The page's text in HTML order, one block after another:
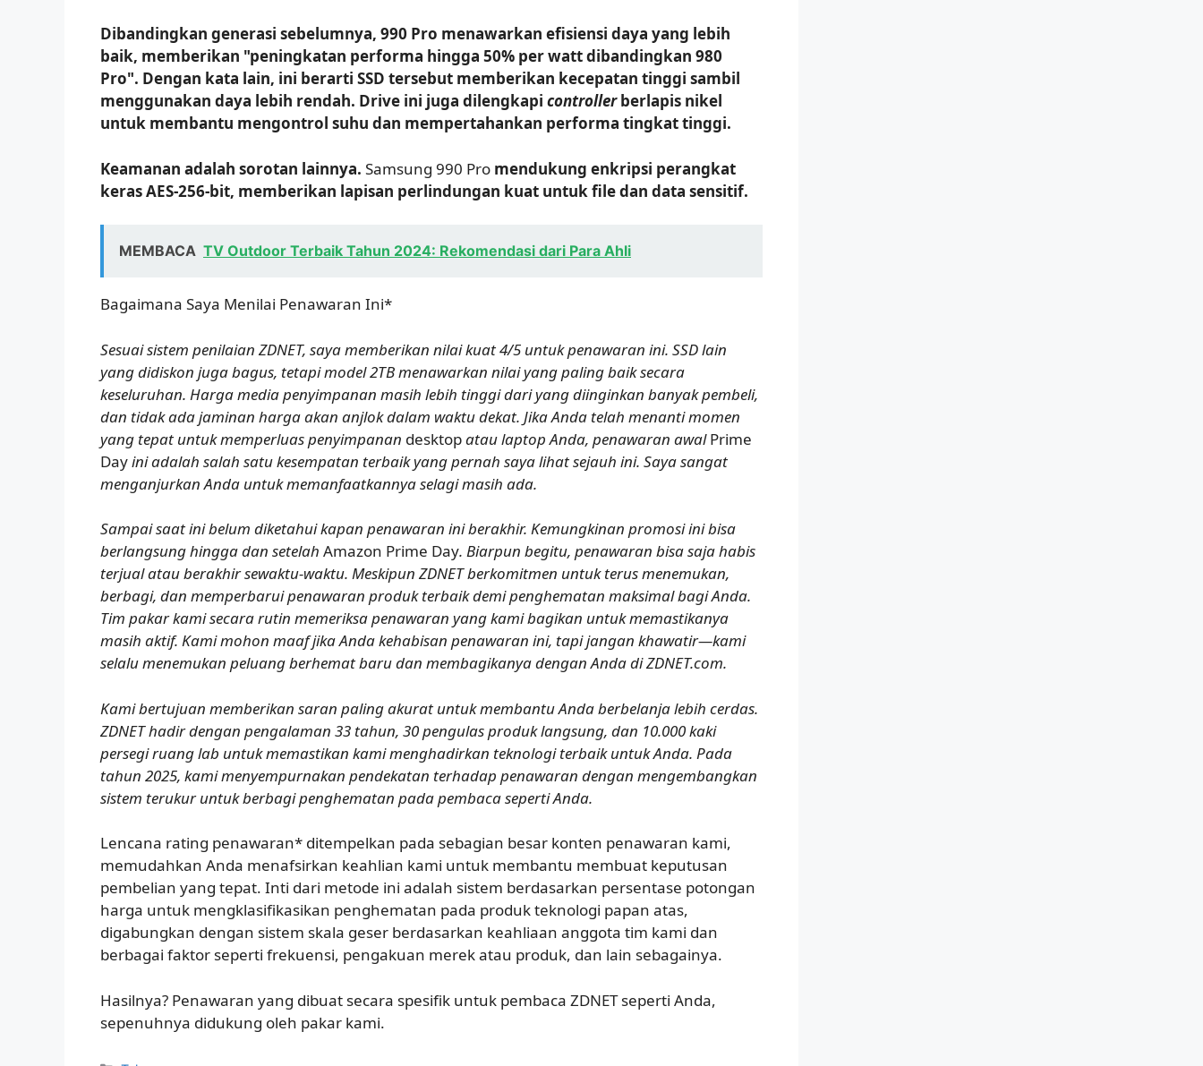
Dibandingkan generasi sebelumnya, 990 Pro menawarkan efisiensi daya yang lebih
baik, memberikan "peningkatan performa hingga 50% per watt dibandingkan 980
Pro". Dengan kata lain, ini berarti SSD tersebut memberikan kecepatan tinggi sambil
menggunakan daya lebih rendah. Drive ini juga dilengkapi controllerberlapis nikel
untuk membantu mengontrol suhu dan mempertahankan performa tingkat tinggi.
Keamanan adalah sorotan lainnya. Samsung 990 Pro mendukung enkripsi perangkat
keras AES-256-bit, memberikan lapisan perlindungan kuat untuk file dan data sensitif.
MEMBACA TV Outdoor Terbaik Tahun 2024: Rekomendasi dari Para Ahli
Bagaimana Saya Menilai Penawaran Ini*
Sesuai sistem penilaian ZDNET, saya memberikan nilai kuat 4/5 untuk penawaran ini. SSD lain
yang didiskon juga bagus, tetapi model 2TB menawarkan nilai yang paling baik secara
keseluruhan. Harga media penyimpanan masih lebih tinggi dari yang diinginkan banyak pembeli,
dan tidak ada jaminan harga akan anjlok dalam waktu dekat. Jika Anda telah menanti momen
yang tepat untuk memperluas penyimpanan desktopatau laptop Anda, penawaran awalPrime
Dayini adalah salah satu kesempatan terbaik yang pernah saya lihat sejauh ini. Saya sangat
menganjurkan Anda untuk memanfaatkannya selagi masih ada.
Sampai saat ini belum diketahui kapan penawaran ini berakhir. Kemungkinan promosi ini bisa
berlangsung hingga dan setelah Amazon Prime Day. Biarpun begitu, penawaran bisa saja habis
terjual atau berakhir sewaktu-waktu. Meskipun ZDNET berkomitmen untuk terus menemukan,
berbagi, dan memperbarui penawaran produk terbaik demi penghematan maksimal bagi Anda.
Tim pakar kami secara rutin memeriksa penawaran yang kami bagikan untuk memastikanya
masih aktif. Kami mohon maaf jika Anda kehabisan penawaran ini, tapi jangan khawatir—kami
selalu menemukan peluang berhemat baru dan membagikanya dengan Anda di ZDNET.com.
Kami bertujuan memberikan saran paling akurat untuk membantu Anda berbelanja lebih cerdas.
ZDNET hadir dengan pengalaman 33 tahun, 30 pengulas produk langsung, dan 10.000 kaki
persegi ruang lab untuk memastikan kami menghadirkan teknologi terbaik untuk Anda. Pada
tahun 2025, kami menyempurnakan pendekatan terhadap penawaran dengan mengembangkan
sistem terukur untuk berbagi penghematan pada pembaca seperti Anda.
Lencana rating penawaran* ditempelkan pada sebagian besar konten penawaran kami,
memudahkan Anda menafsirkan keahlian kami untuk membantu membuat keputusan
pembelian yang tepat. Inti dari metode ini adalah sistem berdasarkan persentase potongan
harga untuk mengklasifikasikan penghematan pada produk teknologi papan atas,
digabungkan dengan sistem skala geser berdasarkan keahliaan anggota tim kami dan
berbagai faktor seperti frekuensi, pengakuan merek atau produk, dan lain sebagainya.
Hasilnya? Penawaran yang dibuat secara spesifik untuk pembaca ZDNET seperti Anda,
sepenuhnya didukung oleh pakar kami.